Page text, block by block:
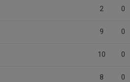
2 0
9 0
10 0
8 0